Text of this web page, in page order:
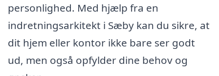
personlighed. Med hjælp fra en
indretningsarkitekt i Sæby kan du sikre, at
dit hjem eller kontor ikke bare ser godt
ud, men også opfylder dine behov og